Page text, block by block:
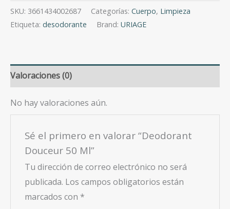
50
Ml
SKU: 3661434002687 Categorías: Cuerpo, Limpieza
Etiqueta: desodorante Brand: URIAGE
Valoraciones (0)
No hay valoraciones aún.
Sé el primero en valorar “Deodorant
Douceur 50 Ml”
Tu dirección de correo electrónico no será
publicada. Los campos obligatorios están
marcados con *